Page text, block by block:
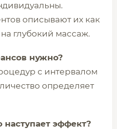
описывают их как
глубокий массаж.
нужно?
с интервалом
определяет
эффект?